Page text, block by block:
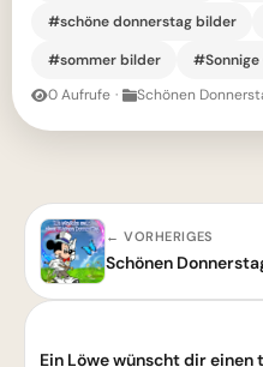
#schöne donnerstag bilder
#sommer bilder
#Sonnige
0 Aufrufe · Schönen
← VORHERIGES